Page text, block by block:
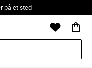
på et sted